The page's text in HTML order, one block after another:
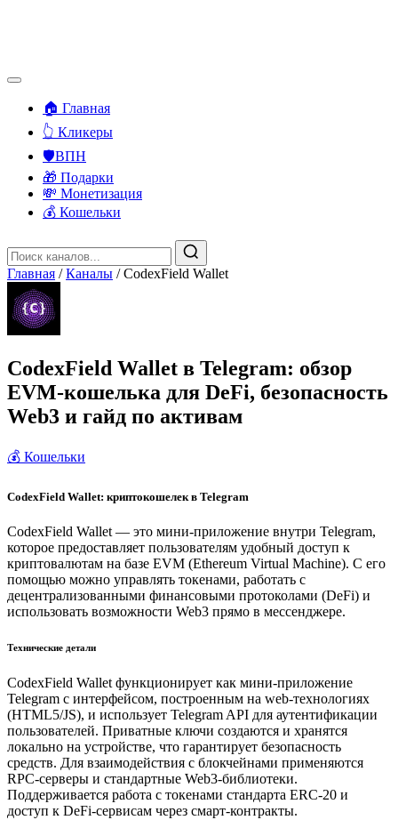
🏠 Главная
👆 Кликеры
🛡️ВПН
🎁 Подарки
💸 Монетизация
💰 Кошельки
Главная / Каналы / CodexField Wallet
CodexField Wallet в Telegram: обзор
EVM-кошелька для DeFi, безопасность
Web3 и гайд по активам
💰 Кошельки
CodexField Wallet: криптокошелек в Telegram
CodexField Wallet — это мини-приложение внутри Telegram,
которое предоставляет пользователям удобный доступ к
криптовалютам на базе EVM (Ethereum Virtual Machine). С его
помощью можно управлять токенами, работать с
децентрализованными финансовыми протоколами (DeFi) и
использовать возможности Web3 прямо в мессенджере.
Технические детали
CodexField Wallet функционирует как мини-приложение
Telegram с интерфейсом, построенным на web-технологиях
(HTML5/JS), и использует Telegram API для аутентификации
пользователей. Приватные ключи создаются и хранятся
локально на устройстве, что гарантирует безопасность
средств. Для взаимодействия с блокчейнами применяются
RPC-серверы и стандартные Web3-библиотеки.
Поддерживается работа с токенами стандарта ERC-20 и
доступ к DeFi-сервисам через смарт-контракты.